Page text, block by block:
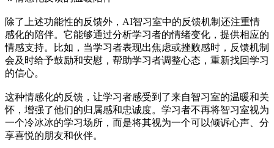
除了上述功能性的反馈外，AI智习室中的反馈机制还注重情
感化的陪伴。它能够通过分析学习者的情绪变化，提供相应的
情感支持。比如，当学习者表现出焦虑或挫败感时，反馈机制
会及时给予鼓励和安慰，帮助学习者调整心态，重新找回学习
的信心。
这种情感化的反馈，让学习者感受到了来自智习室的温暖和关
怀，增强了他们的归属感和忠诚度。学习者不再将智习室视为
一个冷冰冰的学习场所，而是将其视为一个可以倾诉心声、分
享喜悦的朋友和伙伴。